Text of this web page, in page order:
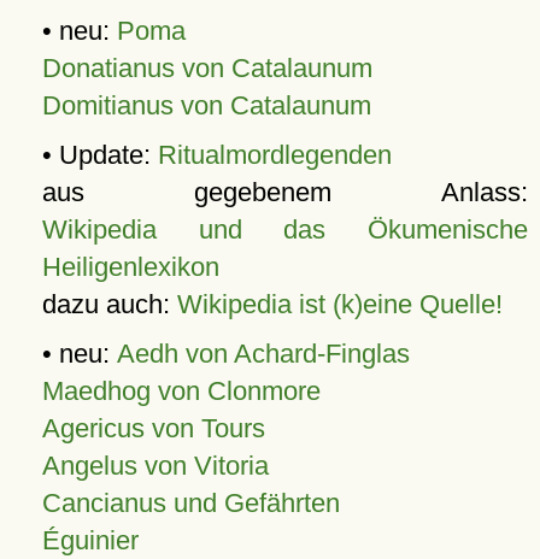
• neu: Poma
Donatianus von Catalaunum
Domitianus von Catalaunum
• Update: Ritualmordlegenden
aus gegebenem Anlass:
Wikipedia und das Ökumenische
Heiligenlexikon
dazu auch: Wikipedia ist (k)eine Quelle!
• neu: Aedh von Achard-Finglas
Maedhog von Clonmore
Agericus von Tours
Angelus von Vitoria
Cancianus und Gefährten
Éguinier